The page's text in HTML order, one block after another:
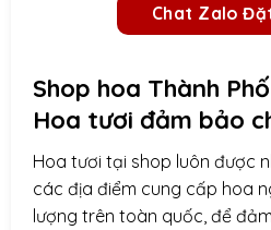
Chat Zalo
Shop hoa Thành
Hoa tươi đảm bảo
Hoa tươi tại shop luôn được
các địa điểm cung cấp hoa
lượng trên toàn quốc, để